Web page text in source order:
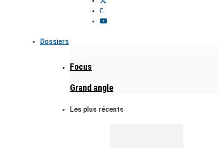
Dossiers
Focus
Grand angle
Les plus récents